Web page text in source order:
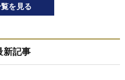
を見る
新記事